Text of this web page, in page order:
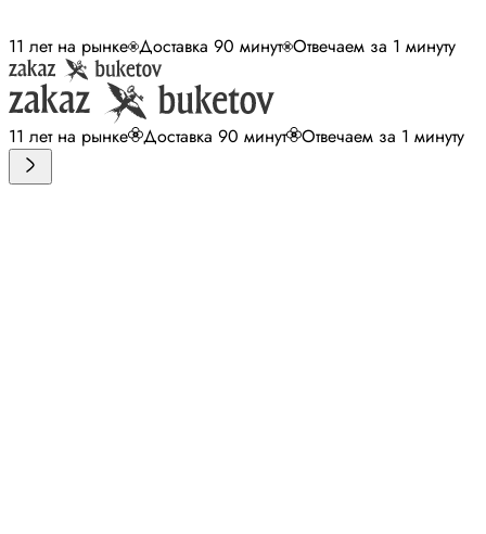
11 лет на рынке Доставка 90 минут Отвечаем за 1 минуту
11 лет на рынке Доставка 90 минут Отвечаем за 1 минуту